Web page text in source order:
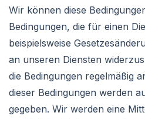
Wir können diese
Bedingungen, die für einen
beispielsweise
an unseren Diensten
die Bedingungen regelmäßig
dieser Bedingungen werden
gegeben. Wir werden eine